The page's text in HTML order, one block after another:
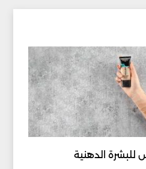
الدهنية